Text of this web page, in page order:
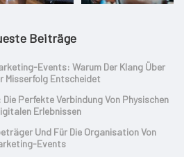
Beiträge
Events: Warum Der Klang Über
Misserfolg Entscheidet
Perfekte Verbindung Von Physischen
Erlebnissen
Und Für Die Organisation Von
Events